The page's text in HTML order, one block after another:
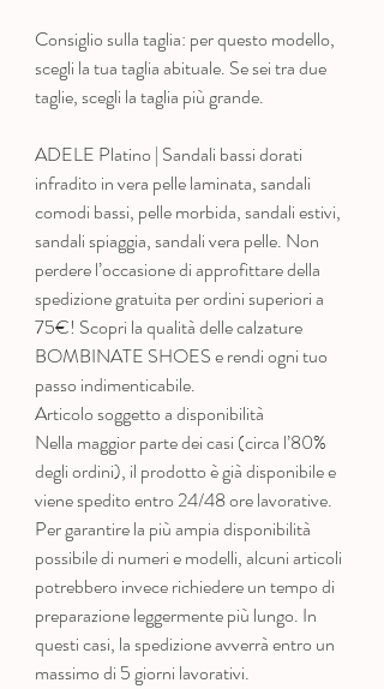
Consiglio sulla taglia: per questo modello,
scegli la tua taglia abituale. Se sei tra due
taglie, scegli la taglia più grande.
ADELE Platino | Sandali bassi dorati
infradito in vera pelle laminata, sandali
comodi bassi, pelle morbida, sandali estivi,
sandali spiaggia, sandali vera pelle. Non
perdere l’occasione di approfittare della
spedizione gratuita per ordini superiori a
75€! Scopri la qualità delle calzature
BOMBINATE SHOES e rendi ogni tuo
passo indimenticabile.
Articolo soggetto a disponibilità
Nella maggior parte dei casi (circa l’80%
degli ordini), il prodotto è già disponibile e
viene spedito entro 24/48 ore lavorative.
Per garantire la più ampia disponibilità
possibile di numeri e modelli, alcuni articoli
potrebbero invece richiedere un tempo di
preparazione leggermente più lungo. In
questi casi, la spedizione avverrà entro un
massimo di 5 giorni lavorativi.